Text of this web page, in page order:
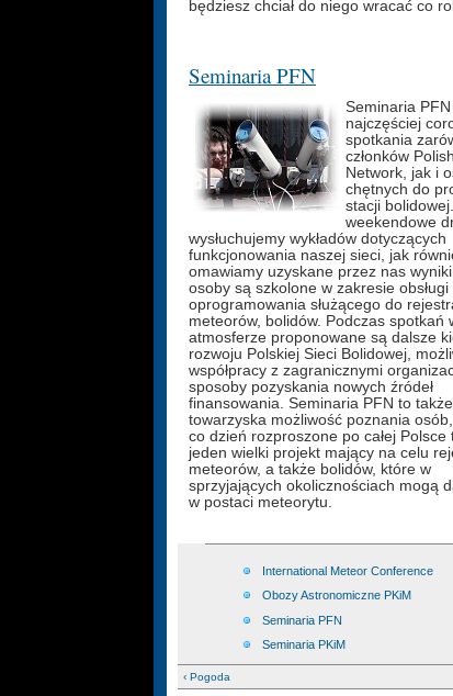
będziesz chciał do niego wracać co
Seminaria PFN
Seminaria
najczęściej
spotkania
członków
Network, jak i
chętnych do
stacji
weekendowe
wysłuchujemy wykładów dotyczących
funkcjonowania naszej sieci, jak
omawiamy uzyskane przez nas
osoby są szkolone w zakresie
oprogramowania służącego do
meteorów, bolidów. Podczas spotkań
atmosferze proponowane są dalsze
rozwoju Polskiej Sieci Bolidowej,
współpracy z zagranicznymi
sposoby pozyskania nowych źródeł
finansowania. Seminaria PFN to także
towarzyska możliwość poznania
co dzień rozproszone po całej Polsce
jeden wielki projekt mający na celu
meteorów, a także bolidów, które w
sprzyjających okolicznościach mogą
w postaci meteorytu.
International Meteor Conference
Obozy Astronomiczne PKiM
Seminaria PFN
Seminaria PKiM
‹ Pogoda